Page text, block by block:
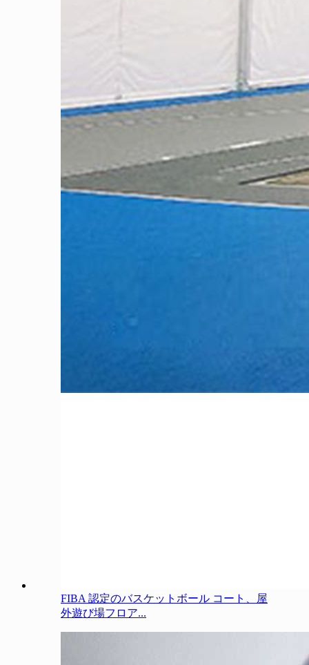
FIBA 認定のバスケットボール コート、屋
外遊び場フロア...